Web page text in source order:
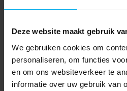
Deze website maakt gebruik
We gebruiken cookies om
personaliseren, om functies
en om ons websiteverkeer te
informatie over uw gebruik van